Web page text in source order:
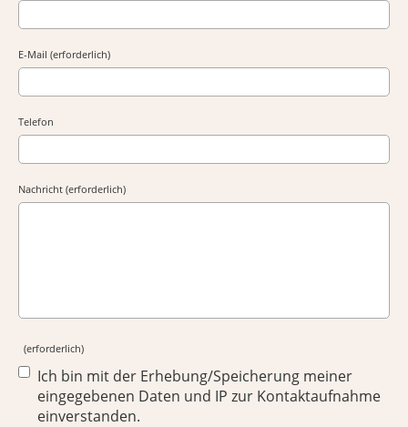
E-Mail (erforderlich)
Telefon
Nachricht (erforderlich)
(erforderlich)
Ich bin mit der Erhebung/Speicherung meiner
eingegebenen Daten und IP zur Kontaktaufnahme
einverstanden.